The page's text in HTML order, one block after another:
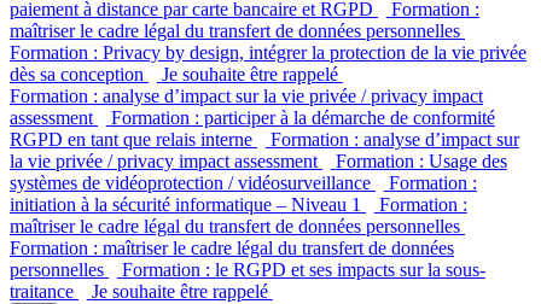
paiement à distance par carte bancaire et RGPD
Formation :
maîtriser le cadre légal du transfert de données personnelles
Formation : Privacy by design, intégrer la protection de la vie privée
dès sa conception
Je souhaite être rappelé
Formation : analyse d’impact sur la vie privée / privacy impact
assessment
Formation : participer à la démarche de conformité
RGPD en tant que relais interne
Formation : analyse d’impact sur
la vie privée / privacy impact assessment
Formation : Usage des
systèmes de vidéoprotection / vidéosurveillance
Formation :
initiation à la sécurité informatique – Niveau 1
Formation :
maîtriser le cadre légal du transfert de données personnelles
Formation : maîtriser le cadre légal du transfert de données
personnelles
Formation : le RGPD et ses impacts sur la sous-
traitance
Je souhaite être rappelé